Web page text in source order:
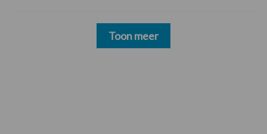
Toon meer